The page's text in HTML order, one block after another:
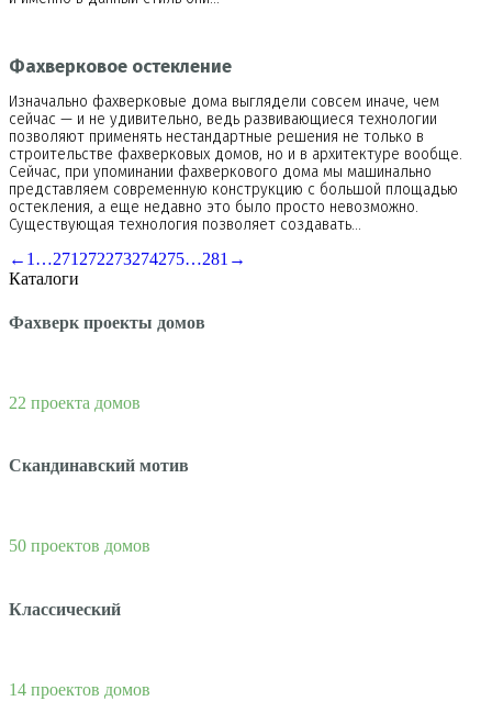
Фахверковое остекление
Изначально фахверковые дома выглядели совсем иначе, чем
сейчас — и не удивительно, ведь развивающиеся технологии
позволяют применять нестандартные решения не только в
строительстве фахверковых домов, но и в архитектуре вообще.
Сейчас, при упоминании фахверкового дома мы машинально
представляем современную конструкцию с большой площадью
остекления, а еще недавно это было просто невозможно.
Существующая технология позволяет создавать…
← 1 …271 272273274275…281 →
Каталоги
Фахверк проекты домов
22 проекта домов
Скандинавский мотив
50 проектов домов
Классический
14 проектов домов